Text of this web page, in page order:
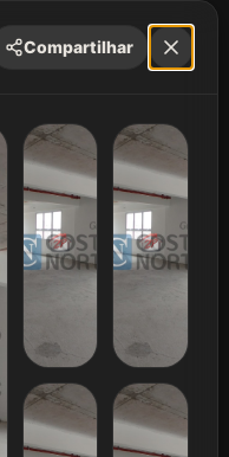
Compartilhar